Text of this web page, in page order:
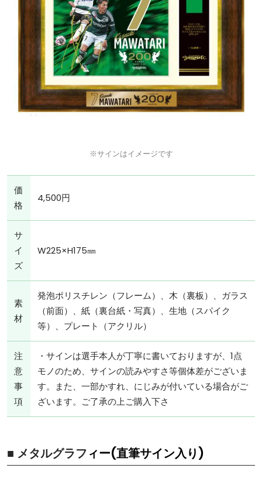
※サインはイメージです
価
格
4,500円
サ
イ
ズ
W225×H175㎜
素
材
発泡ポリスチレン（フレーム）、木（裏板）、ガラス
（前面）、紙（裏台紙・写真）、生地（スパイク
等）、プレート（アクリル）
注
意
事
項
・サインは選手本人が丁寧に書いておりますが、1点
モノのため、サインの読みやすさ等個体差がございま
す。また、一部かすれ、にじみが付いている場合がご
ざいます。ご了承の上ご購入下さ
■ メタルグラフィー(直筆サイン入り)